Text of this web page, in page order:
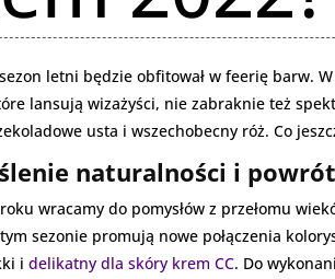
letni będzie obfitował w feerię barw.
lansują wizażyści, nie zabraknie też
usta i wszechobecny róż. Co
naturalności i powrót
wracamy do pomysłów z przełomu
sezonie promują nowe połączenia
idelikatny dla skóry krem CC. Do